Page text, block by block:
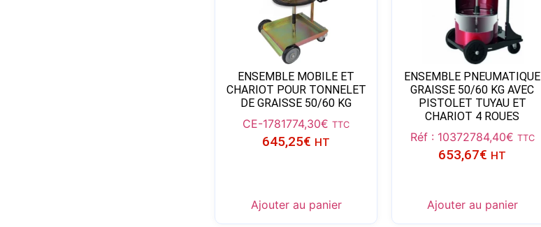
ENSEMBLE MOBILE ET
CHARIOT POUR TONNELET
DE GRAISSE 50/60 KG
CE-1781774,30€ TTC
645,25€ HT
Ajouter au panier
ENSEMBLE PNEUMATIQUE
GRAISSE 50/60 KG AVEC
PISTOLET TUYAU ET
CHARIOT 4 ROUES
Réf : 10372784,40€ TTC
653,67€ HT
Ajouter au panier